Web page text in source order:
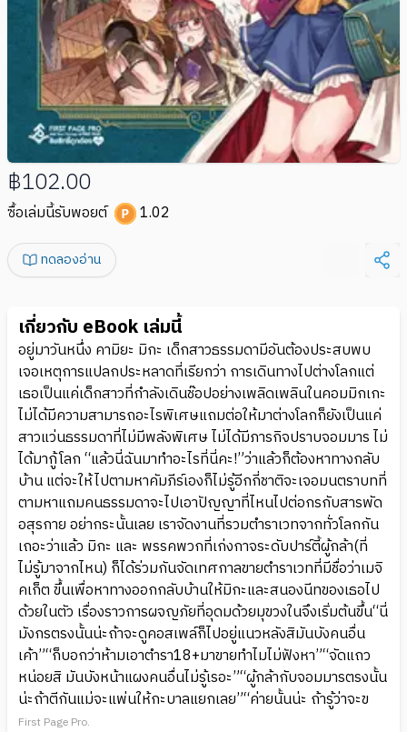
฿102.00
ซื้อเล่มนี้รับพอยต์ 1.02
ทดลองอ่าน
เกี่ยวกับ eBook เล่มนี้
อยู่มาวันหนึ่ง คามิยะ มิกะ เด็กสาวธรรมดามีอันต้องประสบพบ
เจอเหตุการแปลกประหลาดที่เรียกว่า การเดินทางไปต่างโลกแต่
เธอเป็นแค่เด็กสาวที่กำลังเดินช๊อปอย่างเพลิดเพลินในคอมมิกเกะ
ไม่ได้มีความสามารถอะไรพิเศษแถมต่อให้มาต่างโลกก็ยังเป็นแค่
สาวแว่นธรรมดาที่ไม่มีพลังพิเศษ ไม่ได้มีภารกิจปราบจอมมาร ไม่
ได้มากู้โลก “แล้วนี่ฉันมาทำอะไรที่นี่คะ!”ว่าแล้วก็ต้องหาทางกลับ
บ้าน แต่จะให้ไปตามหาคัมภีร์เองก็ไม่รู้อีกกี่ชาติจะเจอมนตราบทที่
ตามหาแถมคนธรรมดาจะไปเอาปัญญาที่ไหนไปต่อกรกับสารพัด
อสุรกาย อย่ากระนั้นเลย เราจัดงานที่รวมตำราเวทจากทั่วโลกกัน
เถอะว่าแล้ว มิกะ และ พรรคพวกที่เก่งกาจระดับปาร์ตี้ผู้กล้า(ที่
ไม่รู้มาจากไหน) ก็ได้ร่วมกันจัดเทศกาลขายตำราเวทที่มีชื่อว่าเมจิ
คเก็ต ขึ้นเพื่อหาทางออกกลับบ้านให้มิกะและสนองนีทของเธอไป
ด้วยในตัว เรื่องราวการผจญภัยที่อุดมด้วยมุขวงในจึงเริ่มต้นขึ้น“นี่
มังกรตรงนั้นน่ะถ้าจะดูคอสเพล์ก็ไปอยู่แนวหลังสิมันบังคนอื่น
เค้า”“ก็บอกว่าห้ามเอาตำรา18+มาขายทำไมไม่ฟังหา”“จัดแถว
หน่อยสิ มันบังหน้าแผงคนอื่นไม่รู้เรอะ”“ผู้กล้ากับจอมมารตรงนั้น
น่ะถ้าตีกันแม่จะแพ่นให้กะบาลแยกเลย”“ค่ายนั้นน่ะ ถ้ารู้ว่าจะข
First Page Pro.